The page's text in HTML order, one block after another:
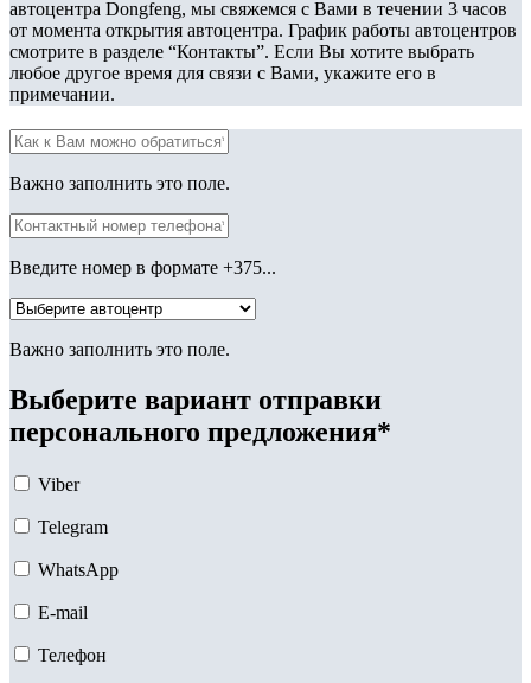
автоцентра Dongfeng, мы свяжемся с Вами в течении 3 часов
от момента открытия автоцентра. График работы автоцентров
смотрите в разделе “Контакты”. Если Вы хотите выбрать
любое другое время для связи с Вами, укажите его в
примечании.
Важно заполнить это поле.
Введите номер в формате +375...
Важно заполнить это поле.
Выберите вариант отправки
персонального предложения*
Viber
Telegram
WhatsApp
E-mail
Телефон